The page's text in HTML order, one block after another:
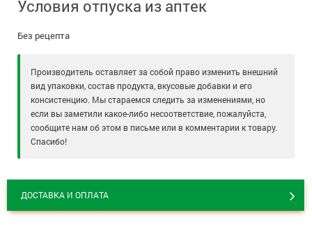
Условия отпуска из аптек
Без рецепта
Производитель оставляет за собой право изменить внешний
вид упаковки, состав продукта, вкусовые добавки и его
консистенцию. Мы стараемся следить за изменениями, но
если вы заметили какое-либо несоответствие, пожалуйста,
сообщите нам об этом в письме или в комментарии к товару.
Спасибо!
ДОСТАВКА И ОПЛАТА